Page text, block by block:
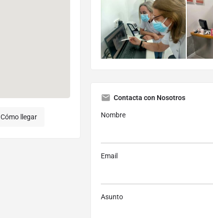
Cómo llegar
Contacta con Nosotros
Nombre
Email
Asunto